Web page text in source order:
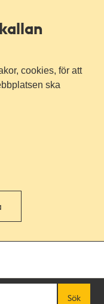
cookies, för att
ska
Sök